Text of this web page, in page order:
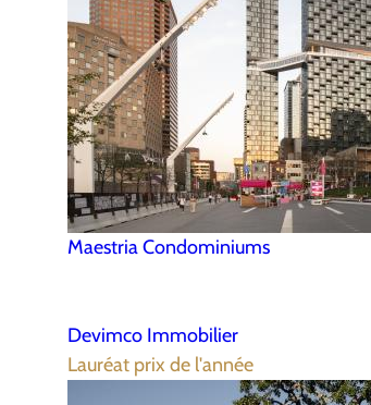
Maestria Condominiums
Devimco Immobilier
Lauréat prix de l'année